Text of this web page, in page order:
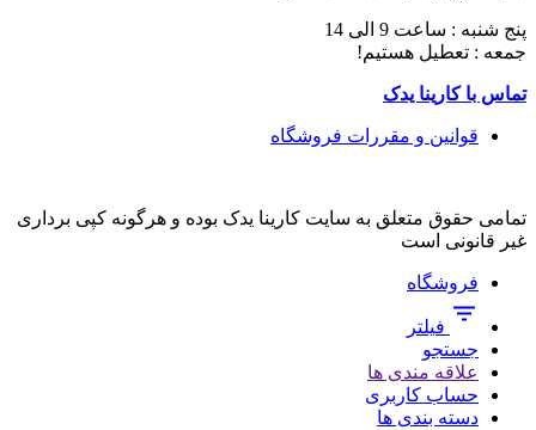
پنج شنبه : ساعت 9 الی 14
جمعه : تعطیل هستیم!
تماس با کارینا یدک
قوانین و مقررات فروشگاه
تمامی حقوق متعلق به سایت کارینا یدک بوده و هرگونه کپی برداری
غیر قانونی است
فروشگاه
فیلتر
جستجو
علاقه مندی ها
حساب کاربری
دسته بندی ها